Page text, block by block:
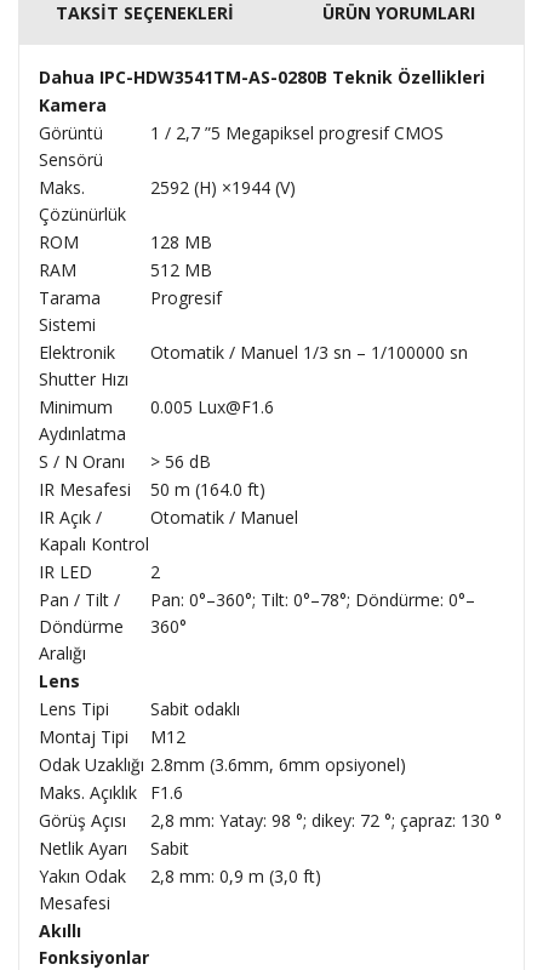
TAKSİT SEÇENEKLERİ ÜRÜN YORUMLARI
Dahua IPC-HDW3541TM-AS-0280B Teknik Özellikleri
Kamera
Görüntü
Sensörü
1 / 2,7 ”5 Megapiksel progresif CMOS
Maks.
Çözünürlük
2592 (H) ×1944 (V)
ROM
128 MB
RAM
512 MB
Tarama
Sistemi
Progresif
Elektronik
Shutter Hızı
Otomatik / Manuel 1/3 sn – 1/100000 sn
Minimum
Aydınlatma
0.005 Lux@F1.6
S / N Oranı
> 56 dB
IR Mesafesi
50 m (164.0 ft)
IR Açık /
Kapalı Kontrol
Otomatik / Manuel
IR LED
2
Pan / Tilt /
Döndürme
Aralığı
Pan: 0°–360°; Tilt: 0°–78°; Döndürme: 0°–
360°
Lens
Lens Tipi
Sabit odaklı
Montaj Tipi
M12
Odak Uzaklığı 2.8mm (3.6mm, 6mm opsiyonel)
Maks. Açıklık
F1.6
Görüş Açısı
2,8 mm: Yatay: 98 °; dikey: 72 °; çapraz: 130 °
Netlik Ayarı
Sabit
Yakın Odak
Mesafesi
2,8 mm: 0,9 m (3,0 ft)
Akıllı
Fonksiyonlar